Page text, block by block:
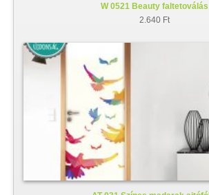
W 0521 Beauty faltetoválás
2.640 Ft